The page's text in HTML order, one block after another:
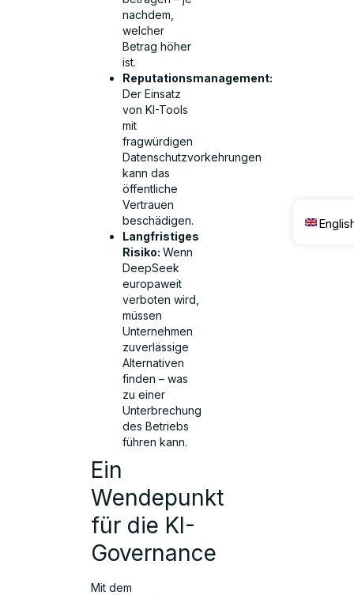
nachdem,
welcher
Betrag höher
ist.
Reputationsmanagement:
Der Einsatz
von KI-Tools
mit
fragwürdigen
Datenschutzvorkehrungen
kann das
öffentliche
Vertrauen
beschädigen.
Langfristiges
Risiko:Wenn
DeepSeek
europaweit
verboten wird,
müssen
Unternehmen
zuverlässige
Alternativen
finden – was
zu einer
Unterbrechung
des Betriebs
führen kann.
Ein
Wendepunkt
für die KI-
Governance
Mit dem